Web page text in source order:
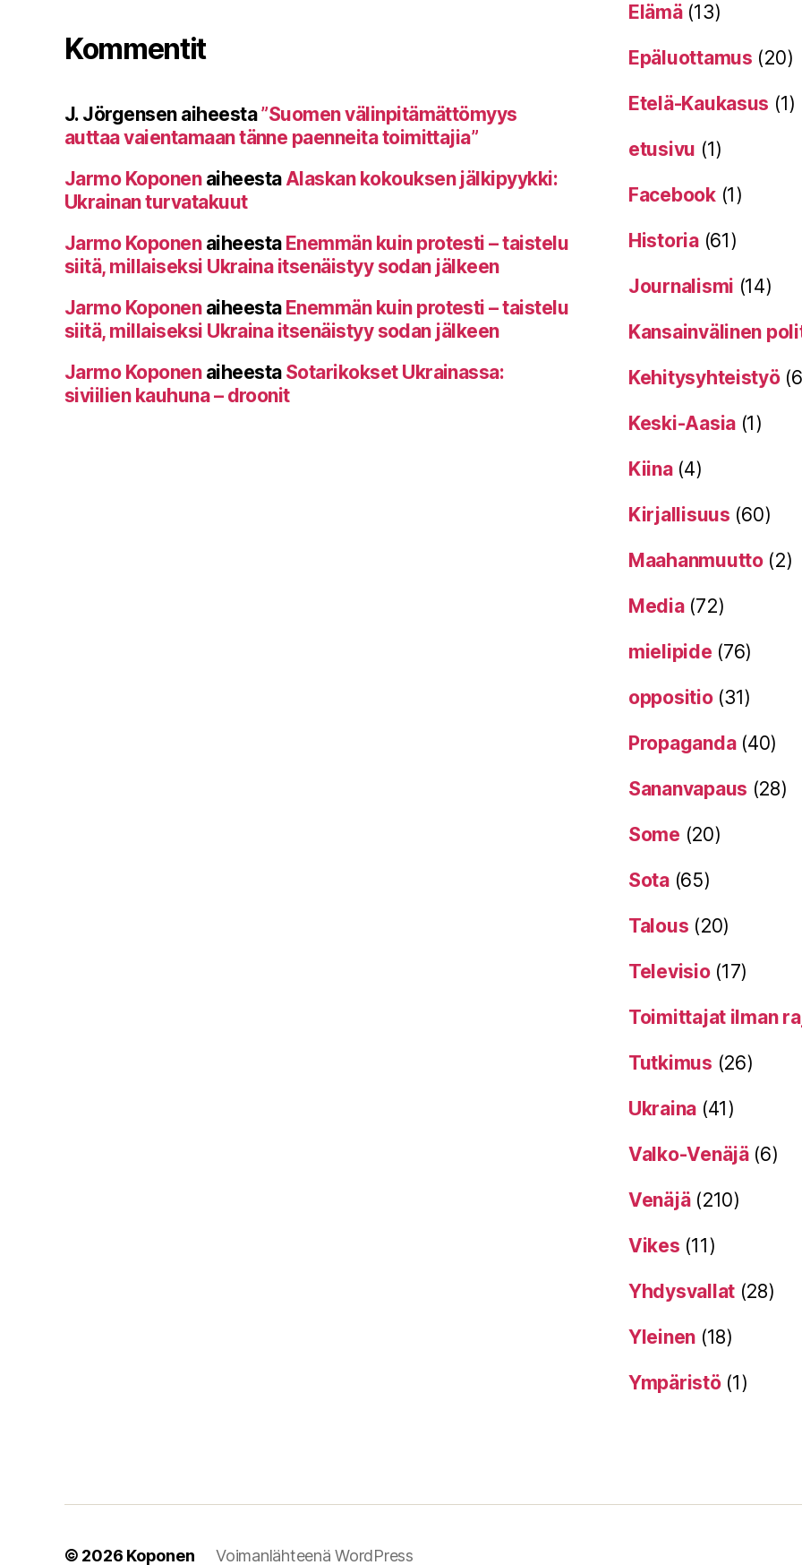
Kommentit
J. Jörgensenaiheesta”Suomen välinpitämättömyys
auttaa vaientamaan tänne paenneita toimittajia”
Jarmo Koponenaiheesta Alaskan kokouksen jälkipyykki:
Ukrainan turvatakuut
Jarmo Koponenaiheesta Enemmän kuin protesti – taistelu
siitä, millaiseksi Ukraina itsenäistyy sodan jälkeen
Jarmo Koponenaiheesta Enemmän kuin protesti – taistelu
siitä, millaiseksi Ukraina itsenäistyy sodan jälkeen
Jarmo Koponenaiheesta Sotarikokset Ukrainassa:
siviilien kauhuna – droonit
Elämä(13)
Epäluottamus (20)
Etelä-Kaukasus (1)
etusivu (1)
Facebook(1)
Historia(61)
Journalismi (14)
Kansainvälinen
Kehitysyhteistyö
Keski-Aasia (1)
Kiina(4)
Kirjallisuus (60)
Maahanmuutto(2)
Media(72)
mielipide (76)
oppositio(31)
Propaganda(40)
Sananvapaus (28)
Some (20)
Sota(65)
Talous (20)
Televisio(17)
Toimittajat ilman
Tutkimus (26)
Ukraina (41)
Valko-Venäjä(6)
Venäjä(210)
Vikes (11)
Yhdysvallat (28)
Yleinen (18)
Ympäristö(1)
© 2026 Koponen Voimanlähteenä WordPress